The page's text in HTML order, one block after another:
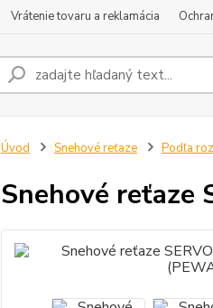
Vrátenie tovaru a reklamácia
Úvod Snehové reťaze Podľa
Snehové reťaze